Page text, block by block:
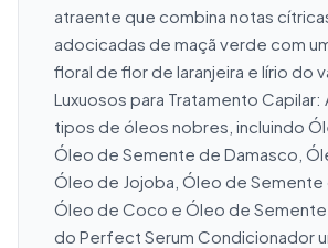
atraente que combina notas
adocicadas de maçã verde com
floral de flor de laranjeira e lírio do
Luxuosos para Tratamento Capilar:
tipos de óleos nobres, incluindo
Óleo de Semente de Damasco,
Óleo de Jojoba, Óleo de Semente
Óleo de Coco e Óleo de Semente
do Perfect Serum Condicionador